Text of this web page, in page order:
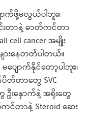
က်ဖို့မလွယ်ပါဘူး။
းတာနဲ့ ဓာတ်ကင်တာ
cell cancer အမျိုး
းနေတတ်ပါတယ်။
ျောက်နိုင်တော့ပါဘူး။
တ်တာတွေ SVC
းနှောက်နဲ့ အရိုးတွေ
တာနဲ့ Steroid ဆေး